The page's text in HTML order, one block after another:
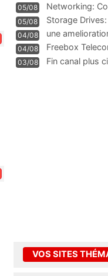
05/08
Networking:
Information
05/08
Storage
Management
04/08
une
WIFI
04/08
Freebox
Communi
03/08 Fin canal plus
VOS SITES